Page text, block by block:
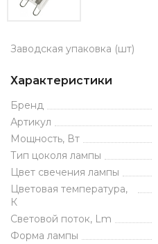
Заводская упаковка (шт)
Характеристики
Бренд
Артикул
Мощность, Вт
Тип цоколя лампы
Цвет свечения лампы
Цветовая температура,
К
Световой поток, Lm
Форма лампы